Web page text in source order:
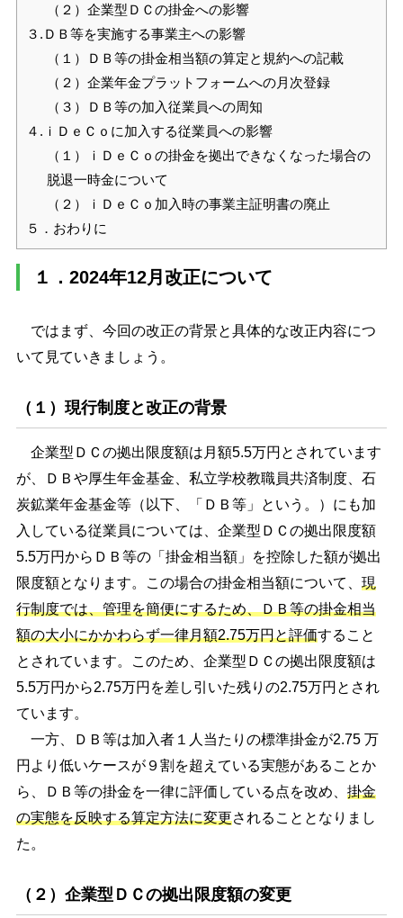
（２）企業型ＤＣの掛金への影響
３.ＤＢ等を実施する事業主への影響
（１）ＤＢ等の掛金相当額の算定と規約への記載
（２）企業年金プラットフォームへの月次登録
（３）ＤＢ等の加入従業員への周知
４.ｉＤｅＣｏに加入する従業員への影響
（１）ｉＤｅＣｏの掛金を拠出できなくなった場合の
脱退一時金について
（２）ｉＤｅＣｏ加入時の事業主証明書の廃止
５．おわりに
１．2024年12月改正について
ではまず、今回の改正の背景と具体的な改正内容につ
いて見ていきましょう。
（１）現行制度と改正の背景
企業型ＤＣの拠出限度額は月額5.5万円とされています
が、ＤＢや厚生年金基金、私立学校教職員共済制度、石
炭鉱業年金基金等（以下、「ＤＢ等」という。）にも加
入している従業員については、企業型ＤＣの拠出限度額
5.5万円からＤＢ等の「掛金相当額」を控除した額が拠出
限度額となります。この場合の掛金相当額について、 現
行制度では、管理を簡便にするため、ＤＢ等の掛金相当
額の大小にかかわらず一律月額2.75万円と評価すること
とされています。このため、企業型ＤＣの拠出限度額は
5.5万円から2.75万円を差し引いた残りの2.75万円とされ
ています。
一方、ＤＢ等は加入者１人当たりの標準掛金が2.75 万
円より低いケースが９割を超えている実態があることか
ら、ＤＢ等の掛金を一律に評価している点を改め、 掛金
の実態を反映する算定方法に変更されることとなりまし
た。
（２）企業型ＤＣの拠出限度額の変更